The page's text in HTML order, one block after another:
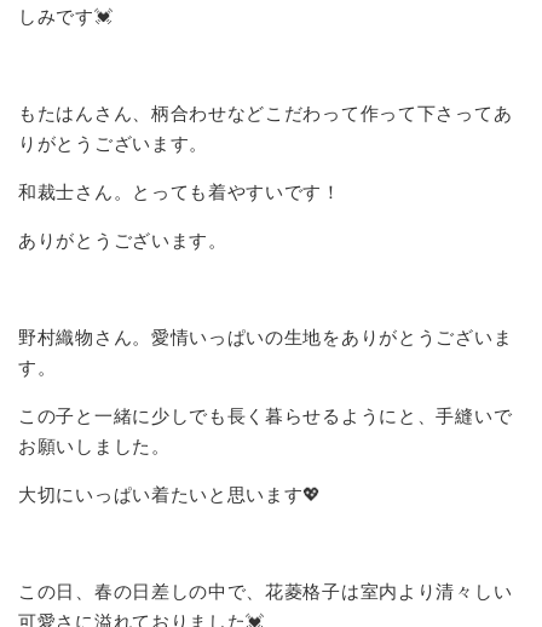
しみです💓
もたはんさん、柄合わせなどこだわって作って下さってあ
りがとうございます。
和裁士さん。とっても着やすいです！
ありがとうございます。
野村織物さん。愛情いっぱいの生地をありがとうございま
す。
この子と一緒に少しでも長く暮らせるようにと、手縫いで
お願いしました。
大切にいっぱい着たいと思います💖
この日、春の日差しの中で、花菱格子は室内より清々しい
可愛さに溢れておりました💓